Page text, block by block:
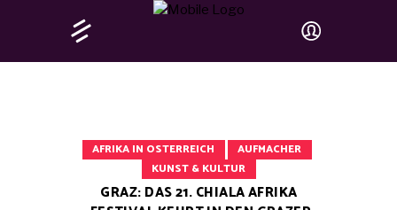
AFRIKA IN OSTERREICH
AUFMACHER
KUNST & KULTUR
GRAZ: DAS 21. CHIALA AFRIKA